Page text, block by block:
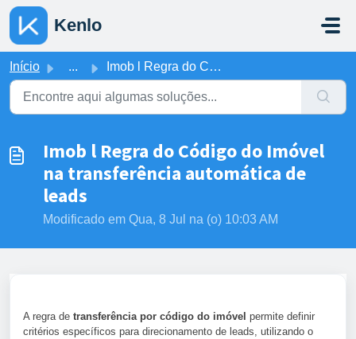
Ir para o conteúdo principal
Kenlo
Início ... Imob l Regra do Código do Imóvel na transferência automát...
Imob l Regra do Código do Imóvel
na transferência automática de
leads
Modificado em Qua, 8 Jul na (o) 10:03 AM
A regra de transferência por código do imóve permite definir
critérios específicos para direcionamento de leads, utilizando o